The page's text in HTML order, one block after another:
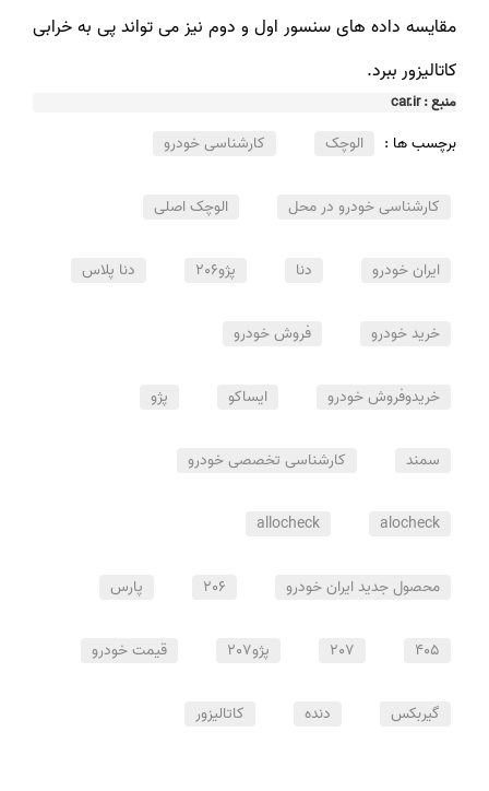
مقایسه داده های سنسور اول و دوم نیز می تواند پی به خرابی
کاتالیزور ببرد.
منبع : car.ir
برچسب ها : الوچک کارشناسی خودرو
کارشناسی خودرو در محل الوچک اصلی
ایران خودرو دنا پژو206 دنا پلاس
خرید خودرو فروش خودرو
خریدوفروش خودرو ایساکو پژو
سمند کارشناسی تخصصی خودرو
alocheck
allocheck
محصول جدید ایران خودرو 206 پارس
405
207 پژو207 قیمت خودرو
گیربکس دنده کاتالیزور